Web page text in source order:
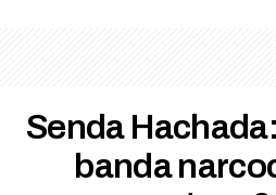
Senda
banda